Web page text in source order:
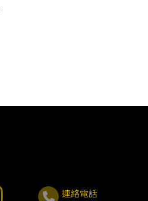
連絡電話